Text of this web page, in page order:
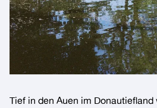
Tief in den Auen im Donautiefland